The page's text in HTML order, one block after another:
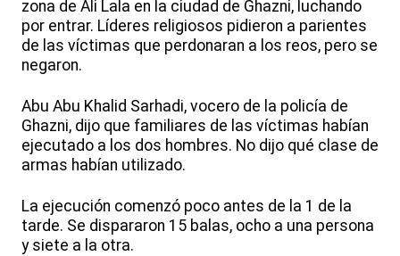
zona de Ali Lala en la ciudad de Ghazni, luchando
por entrar. Líderes religiosos pidieron a parientes
de las víctimas que perdonaran a los reos, pero se
negaron.
Abu Abu Khalid Sarhadi, vocero de la policía de
Ghazni, dijo que familiares de las víctimas habían
ejecutado a los dos hombres. No dijo qué clase de
armas habían utilizado.
La ejecución comenzó poco antes de la 1 de la
tarde. Se dispararon 15 balas, ocho a una persona
y siete a la otra.